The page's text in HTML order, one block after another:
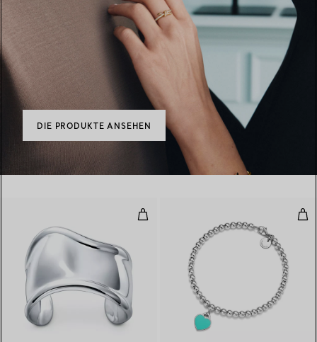
DIE PRODUKTE ANSEHEN
Kleiner Bone Cuff in